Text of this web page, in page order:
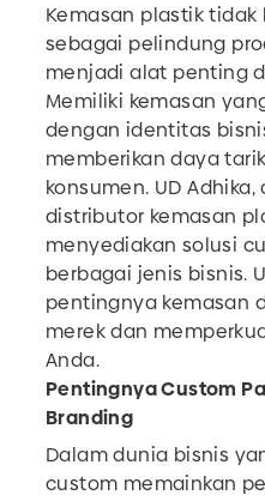
Kemasan plastik
sebagai pelindung
menjadi alat penting
Memiliki kemasan
dengan identitas
memberikan daya
konsumen. UD
distributor kemasan
menyediakan solusi
berbagai jenis bisnis.
pentingnya kemasan
merek dan
Anda.
Pentingnya Custom
Branding
Dalam dunia bisnis
custom memainkan